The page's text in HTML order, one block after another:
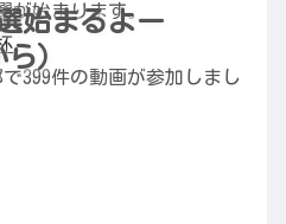
始まるよー
）
が始まります。
399件の動画が参加しまし